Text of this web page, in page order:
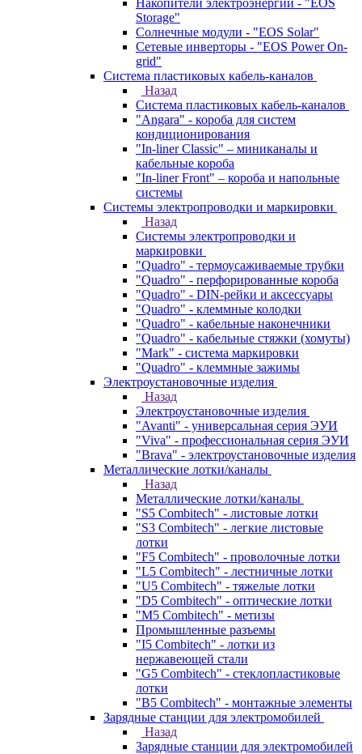
Накопители электроэнергии - "EOS
Storage"
Солнечные модули - "EOS Solar"
Сетевые инверторы - "EOS Power On-
grid"
Система пластиковых кабель-каналов
Назад
Система пластиковых кабель-каналов
"Angara" - короба для систем
кондиционирования
"In-liner Classic" – миниканалы и
кабельные короба
"In-liner Front" – короба и напольные
системы
Системы электропроводки и маркировки
Назад
Системы электропроводки и
маркировки
"Quadro" - термоусаживаемые трубки
"Quadro" - перфорированные короба
"Quadro" - DIN-рейки и аксессуары
"Quadro" - клеммные колодки
"Quadro" - кабельные наконечники
"Quadro" - кабельные стяжки (хомуты)
"Mark" - система маркировки
"Quadro" - клеммные зажимы
Электроустановочные изделия
Назад
Электроустановочные изделия
"Avanti" - универсальная серия ЭУИ
"Viva" - профессиональная серия ЭУИ
"Brava" - электроустановочные изделия
Металлические лотки/каналы
Назад
Металлические лотки/каналы
"S5 Combitech" - листовые лотки
"S3 Combitech" - легкие листовые
лотки
"F5 Combitech" - проволочные лотки
"L5 Combitech" - лестничные лотки
"U5 Combitech" - тяжелые лотки
"D5 Combitech" - оптические лотки
"M5 Combitech" - метизы
Промышленные разъемы
"I5 Combitech" - лотки из
нержавеющей стали
"G5 Combitech" - стеклопластиковые
лотки
"B5 Combitech" - монтажные элементы
Зарядные станции для электромобилей
Назад
Зарядные станции для электромобилей